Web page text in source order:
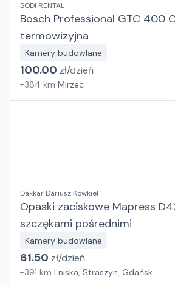
SODI RENTAL
Bosch Professional GTC 400
termowizyjna
Kamery budowlane
100.00 zł/dzień
+384 km Mirzec
Dakkar Dariusz Kowkiel
Opaski zaciskowe Mapress
szczękami pośrednimi
Kamery budowlane
61.50 zł/dzień
+391 km Lniska, Straszyn, Gdańsk